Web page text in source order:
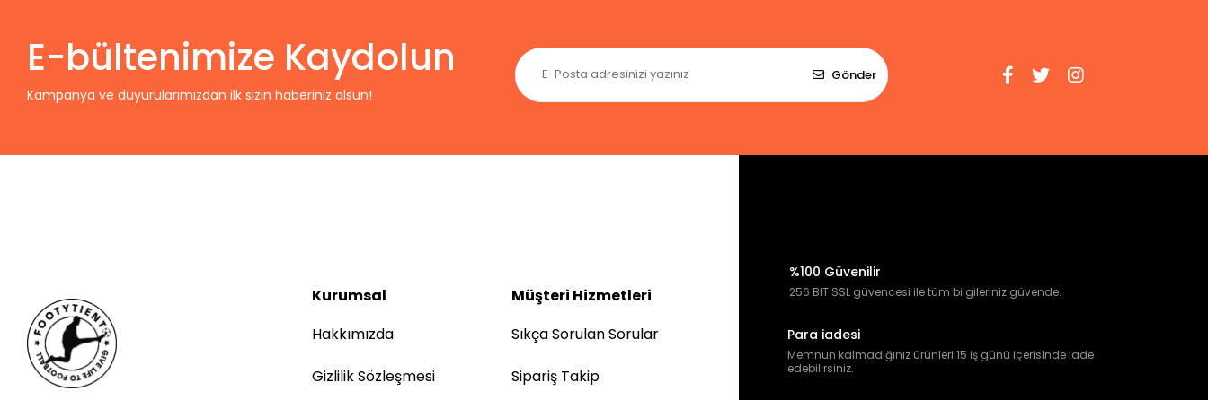
E-bültenimize Kaydolun
Kampanya ve duyurularımızdan ilk sizin haberiniz olsun!
Gönder
Kurumsal
Hakkımızda
Gizlilik Sözleşmesi
Müşteri Hizmetleri
Sıkça Sorulan Sorular
Sipariş Takip
%100 Güvenilir
256 BIT SSL güvencesi ile tüm bilgileriniz güvende.
Para iadesi
Memnun kalmadığınız ürünleri 15 iş günü içerisinde iade
edebilirsiniz.